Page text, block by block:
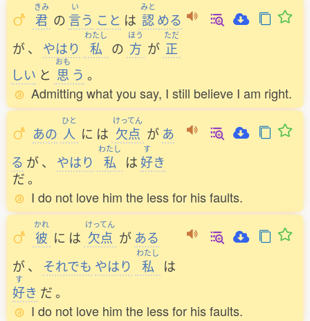
きみ
君 の
い
言う こと は
みと
認める
が、 やはり
わたし
私 の
ほう
方 が
ただ
正
しい と
おも
思 う 。
Admitting what you say, I still believe I am right.
あの
ひと
人 に は
けってん
欠点 が あ
る が、 やはり
わたし
私 は
す
好き
だ。
I do not love him the less for his faults.
かれ
彼 に は
けってん
欠点 が ある
が、 それでも やはり
わたし
私 は
す
好き だ。
I do not love him the less for his faults.